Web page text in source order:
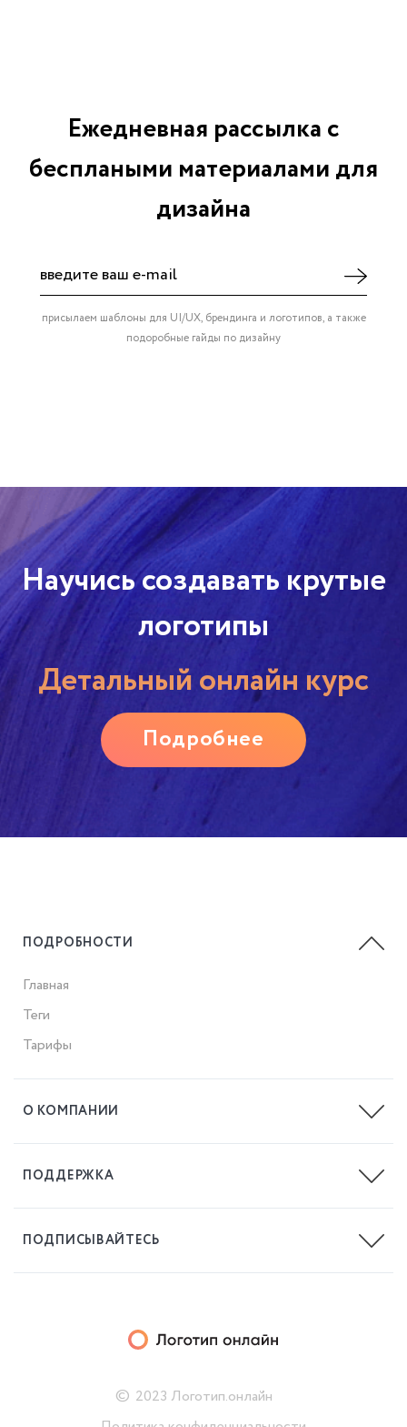
Ежедневная рассылка с
бесплаными материалами для
дизайна
присылаем шаблоны для UI/UX, брендинга и логотипов, а также
подоробные гайды по дизайну
Научись создавать крутые
логотипы
Детальный онлайн курс
Подробнее
ПОДРОБНОСТИ
Главная
Теги
Тарифы
О КОМПАНИИ
ПОДДЕРЖКА
ПОДПИСЫВАЙТЕСЬ
© 2023 Логотип.онлайн